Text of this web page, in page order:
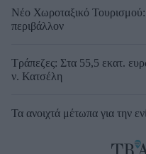
Νέο Χωροταξικό Τουρισμού:
περιβάλλον
Τράπεζες: Στα 55,5 εκατ.
ν. Κατσέλη
Τα ανοιχτά μέτωπα για την